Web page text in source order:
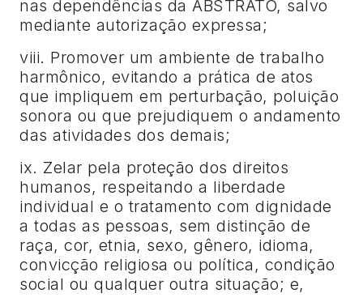
nas dependências da ABSTRATO, salvo
mediante autorização expressa;
viii. Promover um ambiente de trabalho
harmônico, evitando a prática de atos
que impliquem em perturbação, poluição
sonora ou que prejudiquem o andamento
das atividades dos demais;
ix. Zelar pela proteção dos direitos
humanos, respeitando a liberdade
individual e o tratamento com dignidade
a todas as pessoas, sem distinção de
raça, cor, etnia, sexo, gênero, idioma,
convicção religiosa ou política, condição
social ou qualquer outra situação; e,